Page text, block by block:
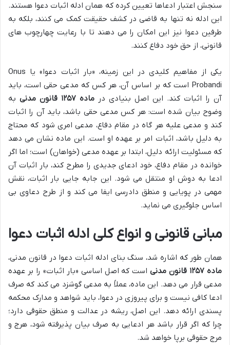
سنجش اعتبار ادعاها تعیین کرده که همان ادله اثبات دعوا هستند.
این ادله نه تنها به قاضی در کشف حقیقت کمک می کنند، بلکه به
طرفین دعوا نیز این امکان را می دهند تا با رعایت چهارچوب های
قانونی، از حق خود دفاع کنند.
یکی از مفاهیم کلیدی در این زمینه، «بار اثبات دعوا» یا Onus
Probandi است که بر اساس آن، هر کس که مدعی حقی است، باید
آن را اثبات کند. این اصل بنیادی در ماده ۱۲۵۷ قانون مدنی
به
وضوح بیان شده است: هر کس مدعی حقی باشد، باید آن را اثبات
کند و مدعی علیه هر گاه در مقام دفاع، مدعی امری شود که محتاج
به دلیل باشد، اثبات امر بر عهده او است. این ماده نشان می دهد
که مسئولیت ارائه دلیل، ابتدا بر عهده مدعی (خواهان) است؛ اما اگر
خوانده در مقام دفاع، خود ادعای جدیدی را مطرح کند، بار اثبات آن
ادعا به دوش او منتقل می شود. این جابه جایی بار اثبات، نقش
مهمی در پویایی و منطق دادرسی ایفا می کند و از طرح دعاوی بی
اساس جلوگیری می نماید.
مبانی قانونی و انواع کلی ادله اثبات دعوا
همان طور که اشاره شد، سنگ بنای ادله اثبات دعوا در قانون مدنی،
ماده ۱۲۵۷ قانون مدنی
است که اصل اساسی «بار اثبات» را بر عهده
مدعی قرار می دهد. این ماده، عملاً به مدعی گوشزد می کند که صرف
ادعا کافی نیست و برای پیروزی در دعوا، باید شواهد و مدارک محکمه
پسندی ارائه دهد. این اصل، ریشه در عدالت و منطق حقوقی دارد؛
چرا که اگر قرار باشد هر ادعایی به صرف بیان پذیرفته شود، هرج و
مرج حقوقی برپا خواهد شد.